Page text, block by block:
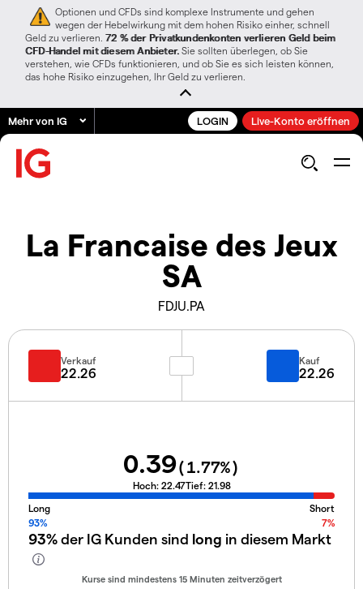
Optionen und CFDs sind komplexe Instrumente und gehen
wegen der Hebelwirkung mit dem hohen Risiko einher, schnell
Geld zu verlieren. 72 % der Privatkundenkonten verlieren Geld beim
CFD-Handel mit diesem Anbieter. Sie sollten überlegen, ob Sie
verstehen, wie CFDs funktionieren, und ob Sie es sich leisten können,
das hohe Risiko einzugehen, Ihr Geld zu verlieren.
Mehr von IG LOGIN Live-Konto eröffnen
La Francaise des Jeux
SA
FDJU.PA
Verkauf
22.26
Kauf
22.26
0.39(1.77%)
Hoch: 22.47Tief: 21.98
Long
Short
93%
7%
93%der IG Kunden sind long in diesem Markt
Kurse sind mindestens 15 Minuten zeitverzögert